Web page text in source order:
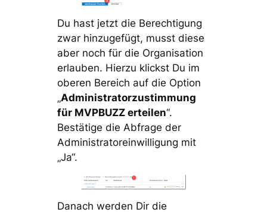
Du hast jetzt die Berechtigung
zwar hinzugefügt, musst diese
aber noch für die Organisation
erlauben. Hierzu klickst Du im
oberen Bereich auf die Option
„Administratorzustimmung
für MVPBUZZ erteilen“.
Bestätige die Abfrage der
Administratoreinwilligung mit
„Ja“.
Danach werden Dir die